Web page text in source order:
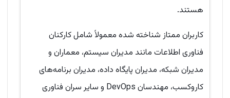
هستند.
کاربران ممتاز شناخته شده معمولاً شامل کارکنان
فناوری اطلاعات مانند مدیران سیستم، معماران و
مدیران شبکه، مدیران پایگاه داده، مدیران برنامه‌های
کاروکسب، مهندسان DevOps و سایر سران فناوری